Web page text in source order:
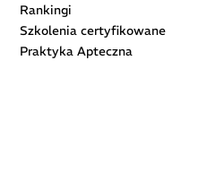
Rankingi
Szkolenia certyfikowane
Praktyka Apteczna